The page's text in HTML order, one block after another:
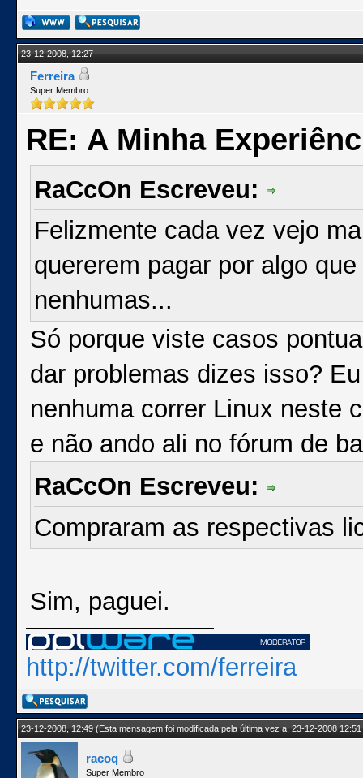
23-12-2008, 12:27
Ferreira
Super Membro
RE: A Minha
RaCcOn Escreveu:
Felizmente cada vez vejo
quererem pagar por algo
nenhumas...
Só porque viste casos
dar problemas dizes isso?
nenhuma correr Linux neste
e não ando ali no fórum de
RaCcOn Escreveu:
Compraram as respectivas
Sim, paguei.
http://twitter.com/ferreira
23-12-2008, 12:49(Esta mensagem foi modificada pela última vez a: 23-12-2008
racoq
Super Membro